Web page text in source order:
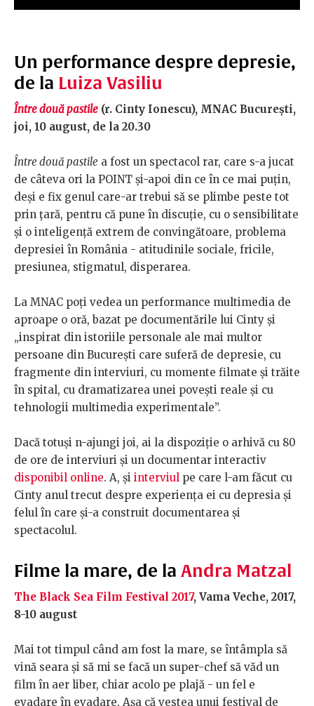
Un performance despre depresie,
de la Luiza Vasiliu
Între două pastile (r. Cinty Ionescu), MNAC București,
joi, 10 august, de la 20.30
Între două pastile a fost un spectacol rar, care s-a jucat
de câteva ori la POINT și-apoi din ce în ce mai puțin,
deși e fix genul care-ar trebui să se plimbe peste tot
prin țară, pentru că pune în discuție, cu o sensibilitate
și o inteligență extrem de convingătoare, problema
depresiei în România - atitudinile sociale, fricile,
presiunea, stigmatul, disperarea.
La MNAC poți vedea un performance multimedia de
aproape o oră, bazat pe documentările lui Cinty și
„inspirat din istoriile personale ale mai multor
persoane din București care suferă de depresie, cu
fragmente din interviuri, cu momente filmate şi trăite
în spital, cu dramatizarea unei povești reale și cu
tehnologii multimedia experimentale”.
Dacă totuși n-ajungi joi, ai la dispoziție o arhivă cu 80
de ore de interviuri și un documentar interactiv
disponibil online. A, și interviul pe care l-am făcut cu
Cinty anul trecut despre experiența ei cu depresia și
felul în care și-a construit documentarea și
spectacolul.
Filme la mare, de la Andra Matzal
The Black Sea Film Festival 2017, Vama Veche, 2017,
8-10 august
Mai tot timpul când am fost la mare, se întâmpla să
vină seara și să mi se facă un super-chef să văd un
film în aer liber, chiar acolo pe plajă - un fel e
evadare în evadare. Așa că vestea unui festival de